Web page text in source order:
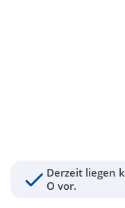
Derzeit liegen
O vor.